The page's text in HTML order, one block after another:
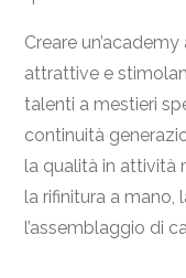
Creare
attrattive e
talenti a mestieri
continuità
la qualità in attività
la rifinitura a mano,
l’assemblaggio di